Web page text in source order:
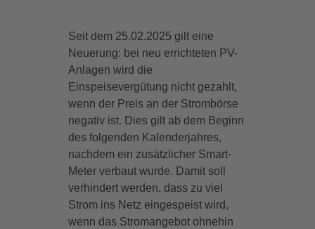
Seit dem 25.02.2025 gilt eine
Neuerung: bei neu errichteten PV-
Anlagen wird die
Einspeisevergütung nicht gezahlt,
wenn der Preis an der Strombörse
negativ ist. Dies gilt ab dem Beginn
des folgenden Kalenderjahres,
nachdem ein zusätzlicher Smart-
Meter verbaut wurde. Damit soll
verhindert werden, dass zu viel
Strom ins Netz eingespeist wird,
wenn das Stromangebot ohnehin